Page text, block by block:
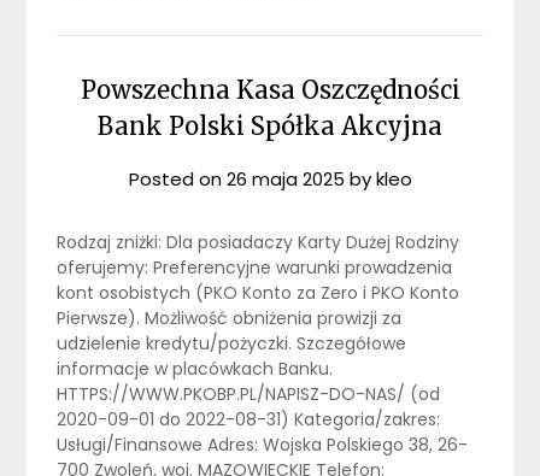
Powszechna Kasa Oszczędności
Bank Polski Spółka Akcyjna
Posted on26 maja 2025 bykleo
Rodzaj zniżki: Dla posiadaczy Karty Dużej Rodziny
oferujemy: Preferencyjne warunki prowadzenia
kont osobistych (PKO Konto za Zero i PKO Konto
Pierwsze). Możliwość obniżenia prowizji za
udzielenie kredytu/pożyczki. Szczegółowe
informacje w placówkach Banku.
HTTPS://WWW.PKOBP.PL/NAPISZ-DO-NAS/ (od
2020-09-01 do 2022-08-31) Kategoria/zakres:
Usługi/Finansowe Adres: Wojska Polskiego 38, 26-
700 Zwoleń, woj. MAZOWIECKIE Telefon: